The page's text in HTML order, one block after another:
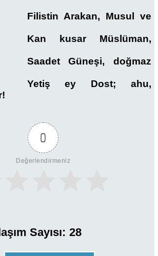
Filistin Arakan, Musul ve
Kan kusar Müslüman,
Saadet Güneşi, doğmaz
Yetiş ey Dost; ahu,
0
Değerlendirmeniz
Sayısı: 28